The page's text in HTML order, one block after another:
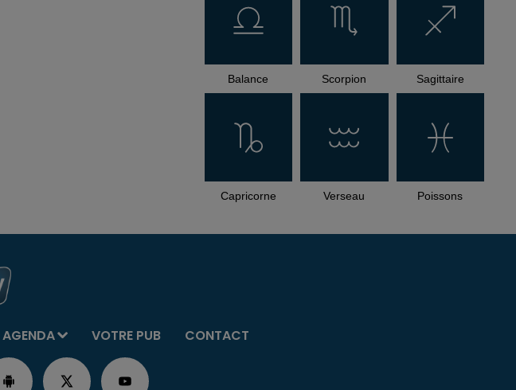
Balance Scorpion Sagittaire
Capricorne Verseau Poissons
AGENDA VOTRE PUB CONTACT